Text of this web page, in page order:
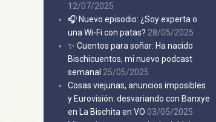
12/07/2025
🎧 Nuevo episodio: ¿Soy experta o
una Wi-Fi con patas? 28/05/2025
✨ Cuentos para soñar: Ha nacido
Bischicuentos, mi nuevo podcast
semanal 25/05/2025
Cosas viejunas, anuncios imposibles
y Eurovisión: desvariando con Banxye
en La Bischita en VO 03/05/2025